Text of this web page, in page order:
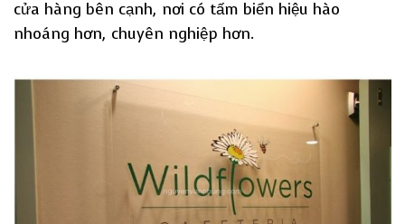
cửa hàng bên cạnh, nơi có tấm biển hiệu hào
nhoáng hơn, chuyên nghiệp hơn.